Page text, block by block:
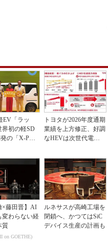
EV「ラッ
界初の軽SD
の「X-PAC
トヨタが2026年度通期
業績を上方修正、好調
なHEVは次世代電池
×藤田晋】AI
変わらない経
質
on GOETHE)
ルネサスが高崎工場を
閉鎖へ、かつてはSiC
デバイス生産の計画も